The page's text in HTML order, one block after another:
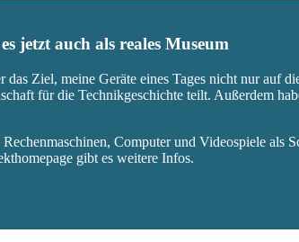
jetzt auch als reales Museum
das Ziel, meine Geräte eines Tages nicht nur
für die Technikgeschichte teilt. Außerdem
Computer und Videospiele
gibt es weitere Infos.